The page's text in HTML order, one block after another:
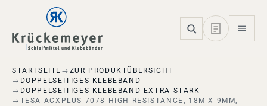
Skip to main navigation
Skip to main content
Skip to page footer
STARTSEITE
ZUR PRODUKTÜBERSICHT
DOPPELSEITIGES KLEBEBAND
DOPPELSEITIGES KLEBEBAND EXTRA STARK
TESA ACXPLUS 7078 HIGH RESISTANCE, 18M X 9MM,